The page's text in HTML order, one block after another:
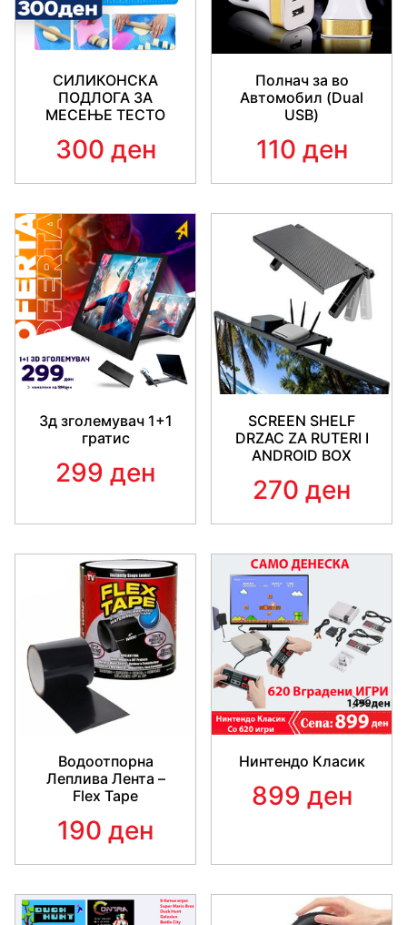
СИЛИКОНСКА
ПОДЛОГА ЗА
МЕСЕЊЕ ТЕСТО
300 ден
Полнач за во
Автомобил (Dual
USB)
110 ден
3д зголемувач 1+1
гратис
299 ден
SCREEN SHELF
DRZAC ZA RUTERI I
ANDROID BOX
270 ден
Водоотпорна
Леплива Лента –
Flex Tape
190 ден
Нинтендо Класик
899 ден